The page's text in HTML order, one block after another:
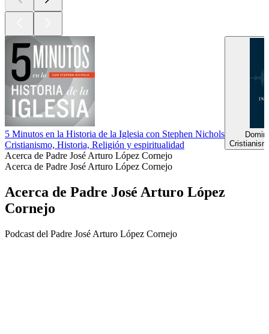
5 Minutos en la Historia de la Iglesia con Stephen Nichols
Cristianismo, Historia, Religión y espiritualidad
Acerca de Padre José Arturo López Cornejo
Acerca de Padre José Arturo López Cornejo
Acerca de Padre José Arturo López
Cornejo
Podcast del Padre José Arturo López Cornejo